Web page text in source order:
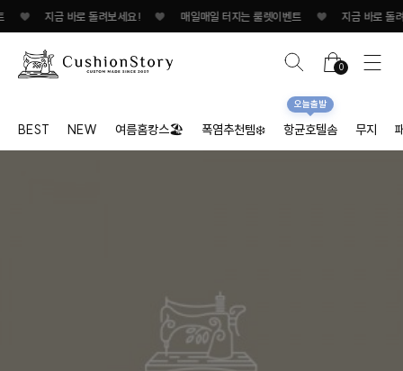
♥ 지금 바로 돌려보세요! ♥ 매일매일 터지는 룰렛이벤트 ♥ 지금 바로 돌
0
BEST NEW 여름홈캉스🏖 폭염추천템❄️ 항균호텔솜
오늘출발
무지